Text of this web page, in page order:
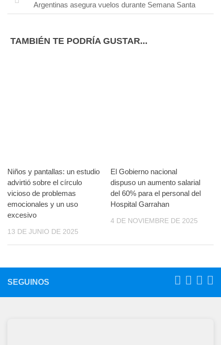
Argentinas asegura vuelos durante Semana Santa
TAMBIÉN TE PODRÍA GUSTAR...
Niños y pantallas: un estudio
advirtió sobre el círculo
vicioso de problemas
emocionales y un uso
excesivo
13 DE JUNIO DE 2025
El Gobierno nacional
dispuso un aumento salarial
del 60% para el personal del
Hospital Garrahan
4 DE NOVIEMBRE DE 2025
SEGUINOS